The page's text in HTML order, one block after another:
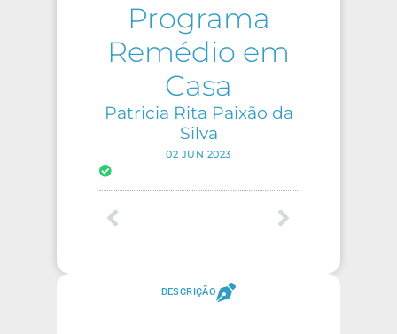
Programa
Remédio em
Casa
Patricia Rita Paixão da
Silva
02 JUN 2023
DESCRIÇÃO